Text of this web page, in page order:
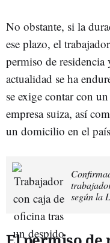
No obstante, si la
ese plazo, el
permiso de
actualidad se ha
se exige contar con
empresa suiza, así
un domicilio en el
según la